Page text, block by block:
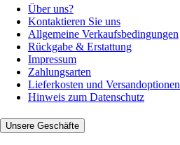
Über uns?
Kontaktieren Sie uns
Allgemeine Verkaufsbedingungen
Rückgabe & Erstattung
Impressum
Zahlungsarten
Lieferkosten und Versandoptionen
Hinweis zum Datenschutz
Unsere Geschäfte